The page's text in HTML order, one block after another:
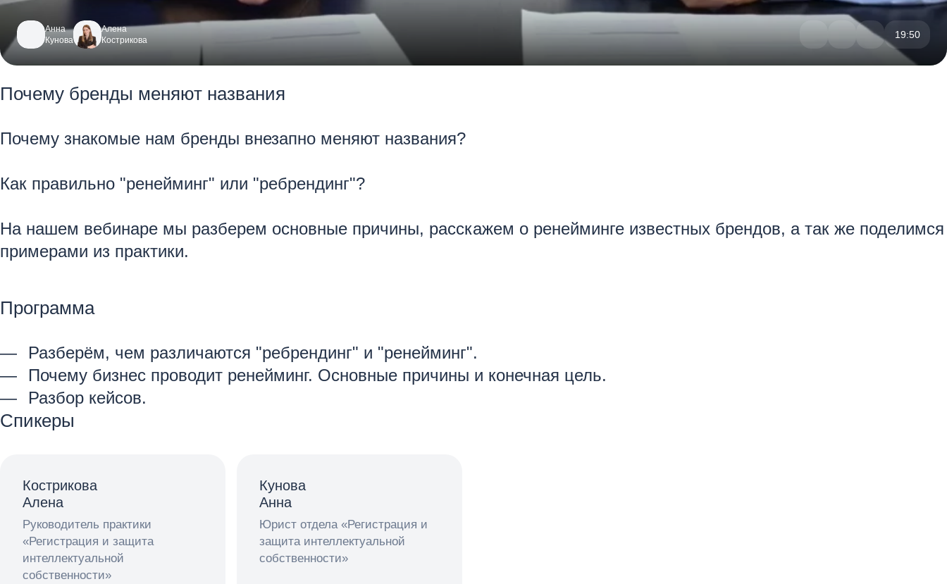
Анна
Кунова
Алена
Кострикова
19:50
Почему бренды меняют названия
Почему знакомые нам бренды внезапно меняют названия?
Как правильно "ренейминг" или "ребрендинг"?
На нашем вебинаре мы разберем основные причины, расскажем о ренейминге известных брендов, а так же поделимся
примерами из практики.
Программа
Разберём, чем различаются "ребрендинг" и "ренейминг".
Почему бизнес проводит ренейминг. Основные причины и конечная цель.
Разбор кейсов.
Спикеры
Кострикова
Алена
Руководитель практики
«Регистрация и защита
интеллектуальной
собственности»
Кунова
Анна
Юрист отдела «Регистрация и
защита интеллектуальной
собственности»